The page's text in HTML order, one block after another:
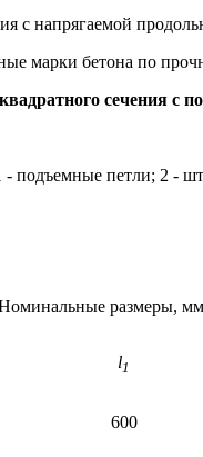
с напрягаемой
марки бетона по
сечения с
- подъемные петли; 2 -
размеры, мм
l1
600